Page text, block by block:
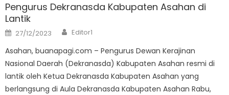
Pengurus Dekranasda Kabupaten Asahan di
Lantik
Posted
on
27/12/2023 Author
Editor1
Asahan, buanapagi.com – Pengurus Dewan Kerajinan
Nasional Daerah (Dekranasda) Kabupaten Asahan resmi di
lantik oleh Ketua Dekranasda Kabupaten Asahan yang
berlangsung di Aula Dekranasda Kabupaten Asahan Rabu,